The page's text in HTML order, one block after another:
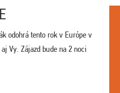
odohrá tento rok v Európe v
Vy. Zájazd bude na 2 noci